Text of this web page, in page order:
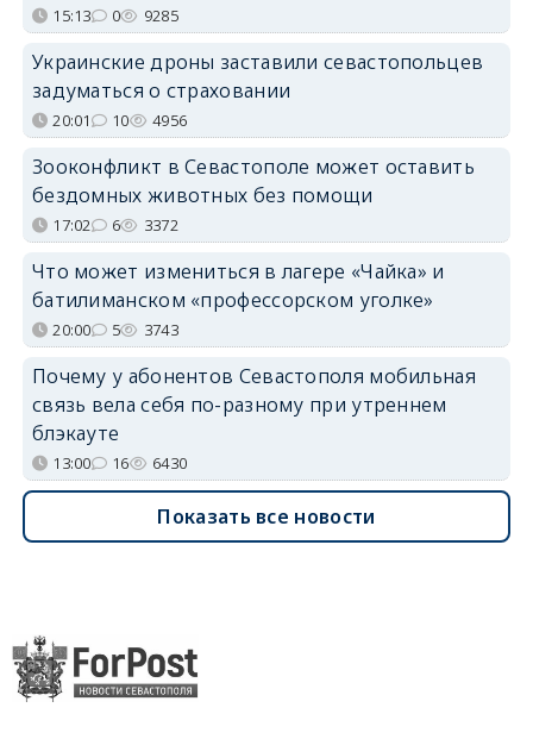
15:13 0 9285
Украинские дроны заставили севастопольцев
задуматься о страховании
20:01 10 4956
Зооконфликт в Севастополе может оставить
бездомных животных без помощи
17:02 6 3372
Что может измениться в лагере «Чайка» и
батилиманском «профессорском уголке»
20:00 5 3743
Почему у абонентов Севастополя мобильная
связь вела себя по-разному при утреннем
блэкауте
13:00 16 6430
Показать все новости